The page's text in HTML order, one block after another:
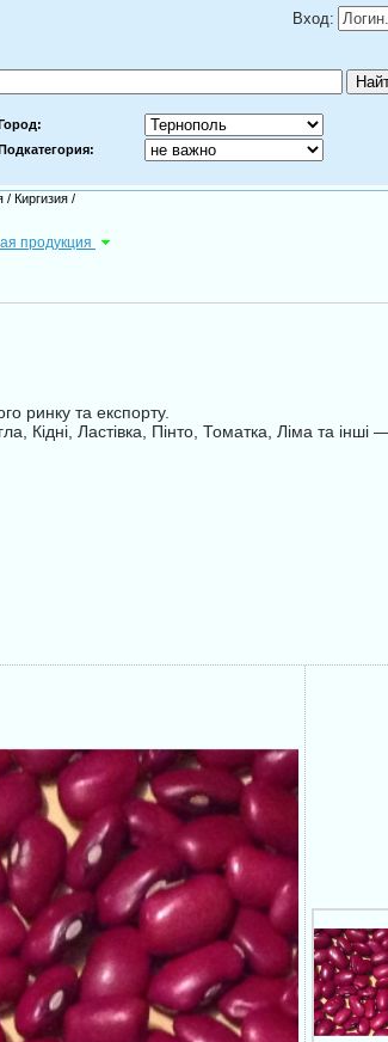
Вход:
/ Киргизия /
продукция
ринку та експорту.
Ластівка, Пінто, Томатка, Ліма та інші